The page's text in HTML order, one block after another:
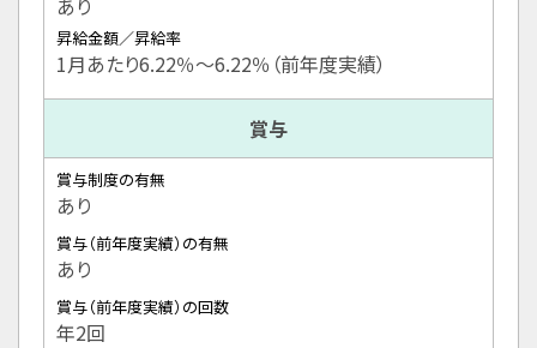
あり
昇給金額／昇給率
1月あたり6.22％〜6.22％（前年度実績）
賞与
賞与制度の有無
あり
賞与（前年度実績）の有無
あり
賞与（前年度実績）の回数
年2回